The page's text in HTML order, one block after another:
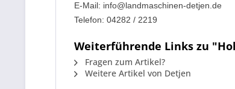
E-Mail: info@landmaschinen-detjen.de
Telefon: 04282 / 2219
Weiterführende Links zu
Fragen zum Artikel?
Weitere Artikel von Detjen